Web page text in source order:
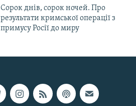
Сорок днів, сорок ночей. Про
результати кримської операції з
примусу Росії до миру